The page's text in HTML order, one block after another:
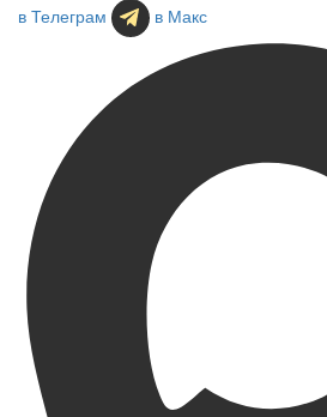
в Телеграм
в Макс